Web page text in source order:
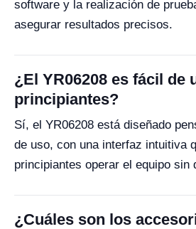
software y la realización de
asegurar resultados precisos.
¿El YR06208 es fácil de
principiantes?
Sí, el YR06208 está diseñado
de uso, con una interfaz intuitiva
principiantes operar el equipo sin
¿Cuáles son los